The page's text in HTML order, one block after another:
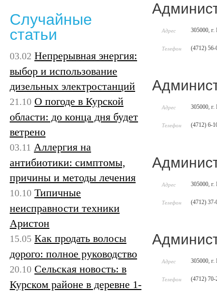
Адрес 305000, г.
Телефон (4712) 56-
Адрес 305000, г.
Телефон (4712) 6-
Адрес 305000, г.
Телефон (4712) 37-
Адрес 305000, г.
Телефон (4712) 70-
Случайные
статьи
03.02 Непрерывная энергия:
выбор и использование
дизельных электростанций
21.10 О погоде в Курской
области: до конца дня будет
ветрено
03.11 Аллергия на
антибиотики: симптомы,
причины и методы лечения
10.10 Типичные
неисправности техники
Аристон
15.05 Как продать волосы
дорого: полное руководство
20.10 Сельская новость: в
Курском районе в деревне 1-